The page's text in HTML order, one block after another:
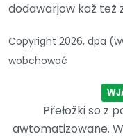
dodawarjow kaž tež
Copyright 2026, dpa
wobchować
Přełožki so z
awtomatizowane.